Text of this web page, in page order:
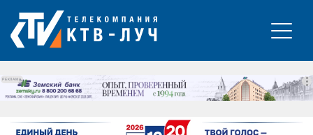
РЕКЛАМА